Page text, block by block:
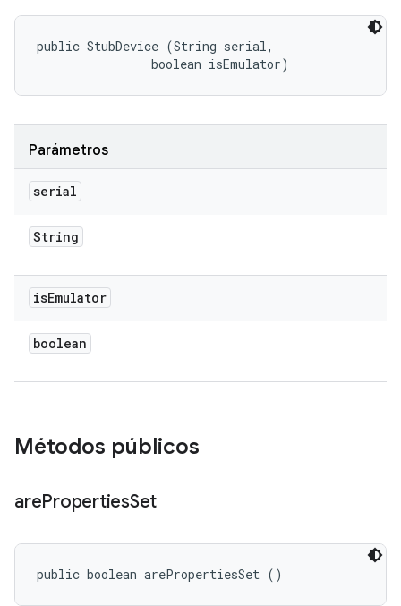
public StubDevice (String serial,
                boolean isEmulator)
Parámetros
serial
String
isEmulator
boolean
Métodos públicos
arePropertiesSet
public boolean arePropertiesSet ()